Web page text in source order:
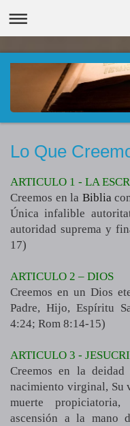
Lo Que
ARTICULO 1 - LA
Creemos en la Biblia
Única infalible
autoridad suprema y
17)
ARTICULO 2 – DIOS
Creemos en un Dios
Padre, Hijo, Espíritu
4:24; Rom 8:14-15)
ARTICULO 3 -
Creemos en la deidad
nacimiento virginal, Su
muerte
ascensión a la mano